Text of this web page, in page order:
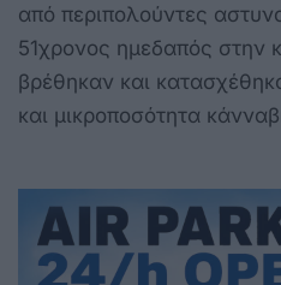
από περιπολούντες
51χρονος ημεδαπός στην
βρέθηκαν και
και μικροποσότητα